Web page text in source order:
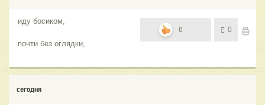
иду босиком,
почти без оглядки,
6 0
сегодня